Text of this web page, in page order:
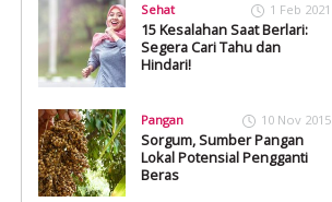
Sehat 1 Feb 2021
15 Kesalahan Saat Berlari:
Segera Cari Tahu dan
Hindari!
Pangan 10 Nov 2015
Sorgum, Sumber Pangan
Lokal Potensial Pengganti
Beras